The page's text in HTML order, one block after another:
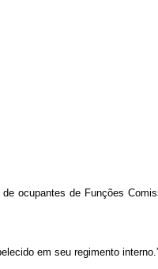
ocupantes de Funções
em seu regimento